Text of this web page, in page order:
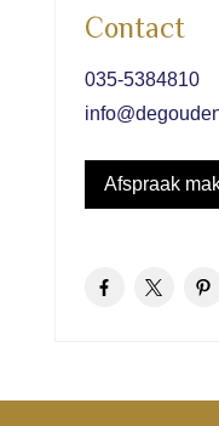
Contact
035-5384810
Afspraak